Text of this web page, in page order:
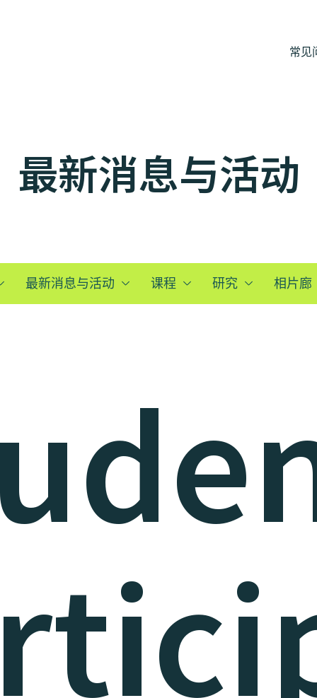
常见
最新消息与活动
最新消息与活动 课程 研究 相片廊